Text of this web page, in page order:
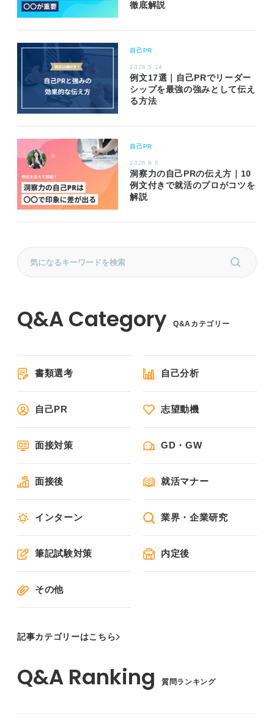
徹底解説
自己PR
2026.5.14
例文17選｜自己PRでリーダー
シップを最強の強みとして伝え
る方法
自己PR
2026.8.5
洞察力の自己PRの伝え方｜10
例文付きで就活のプロがコツを
解説
Q&Aカテゴリー
書類選考 自己分析
自己PR 志望動機
面接対策 GD・GW
面接後 就活マナー
インターン 業界・企業研究
筆記試験対策 内定後
その他
記事カテゴリーはこちら
質問ランキング